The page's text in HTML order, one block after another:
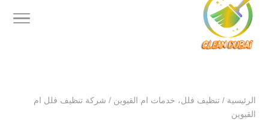
الرئيسية / تنظيف فلل، خدمات ام القيوين / شركة تنظيف فلل ام
القيوين